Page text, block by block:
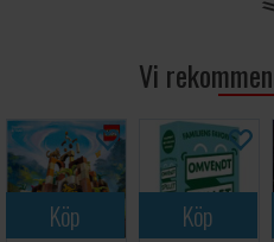
andre spillerne å gjette hva
dere til å ta opp noen temaer
Antall spillere: 2-4
Alder: 8+
Spilletid: 20-30 minutter
Språk: Norsk
Vi
Köp Köp